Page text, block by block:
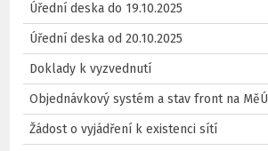
Úřední deska do 19.10.2025
Úřední deska od 20.10.2025
Doklady k vyzvednutí
Objednávkový systém a stav front na MěÚ
Žádost o vyjádření k existenci sítí